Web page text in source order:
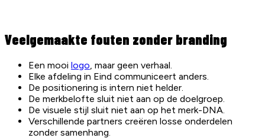
Veelgemaakte fouten zonder branding
Een mooi logo, maar geen verhaal.
Elke afdeling in Eind communiceert anders.
De positionering is intern niet helder.
De merkbelofte sluit niet aan op de doelgroep.
De visuele stijl sluit niet aan op het merk-DNA.
Verschillende partners creëren losse onderdelen
zonder samenhang.